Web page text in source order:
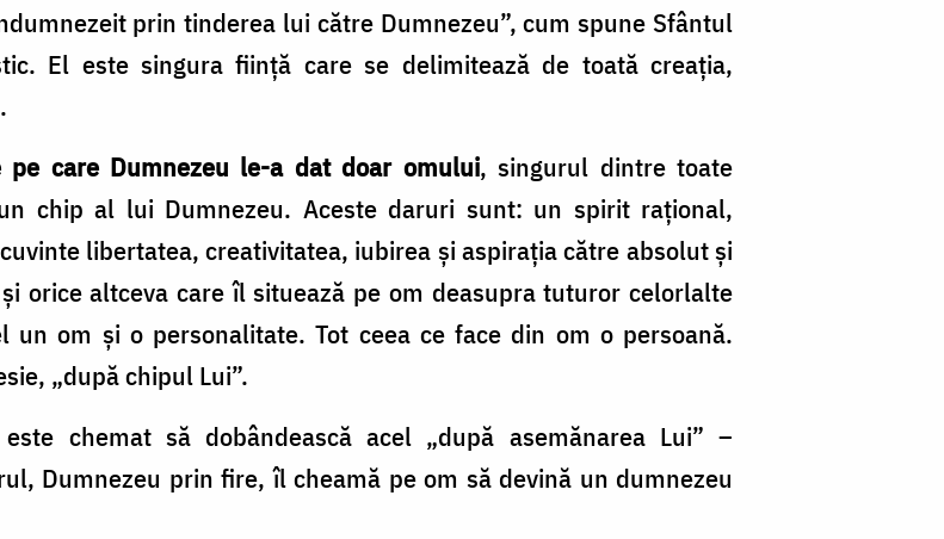
prin tinderea lui către Dumnezeu”, cum spune Sfântul
El este singura fiinţă care se delimitează de toată creaţia,
pe care Dumnezeu le-a dat doar omului, singurul dintre toate
chip al lui Dumnezeu. Aceste daruri sunt: un spirit raţional,
libertatea, creativitatea, iubirea şi aspiraţia către absolut şi
orice altceva care îl situează pe om deasupra tuturor celorlalte
om şi o personalitate. Tot ceea ce face din om o persoană.
„după chipul Lui”.
chemat să dobândească acel „după asemănarea Lui” –
Dumnezeu prin fire, îl cheamă pe om să devină un dumnezeu